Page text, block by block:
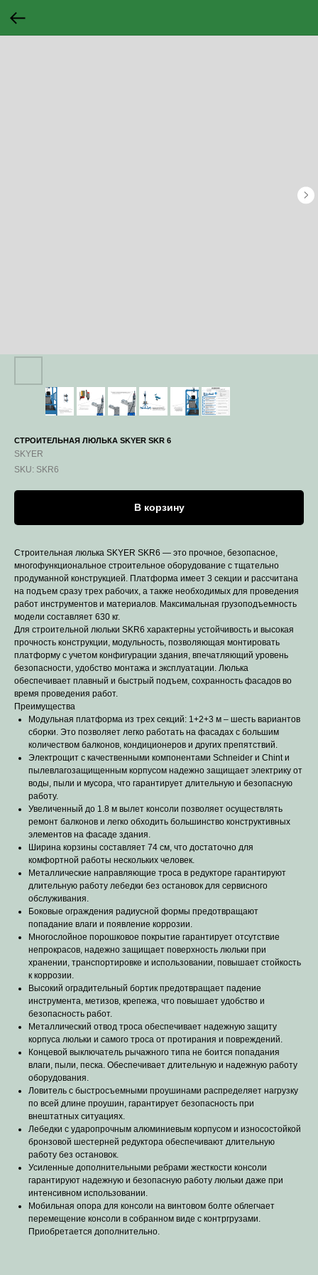
СТРОИТЕЛЬНАЯ ЛЮЛЬКА SKYER SKR 6
SKYER
SKU: SKR6
В корзину
Строительная люлька SKYER SKR6 — это прочное, безопасное,
многофункциональное строительное оборудование с тщательно
продуманной конструкцией. Платформа имеет 3 секции и рассчитана
на подъем сразу трех рабочих, а также необходимых для проведения
работ инструментов и материалов. Максимальная грузоподъемность
модели составляет 630 кг.
Для строительной люльки SKR6 характерны устойчивость и высокая
прочность конструкции, модульность, позволяющая монтировать
платформу с учетом конфигурации здания, впечатляющий уровень
безопасности, удобство монтажа и эксплуатации. Люлька
обеспечивает плавный и быстрый подъем, сохранность фасадов во
время проведения работ.
Преимущества
Модульная платформа из трех секций: 1+2+3 м – шесть вариантов
сборки. Это позволяет легко работать на фасадах с большим
количеством балконов, кондиционеров и других препятствий.
Электрощит с качественными компонентами Schneider и Chint и
пылевлагозащищенным корпусом надежно защищает электрику от
воды, пыли и мусора, что гарантирует длительную и безопасную
работу.
Увеличенный до 1.8 м вылет консоли позволяет осуществлять
ремонт балконов и легко обходить большинство конструктивных
элементов на фасаде здания.
Ширина корзины составляет 74 см, что достаточно для
комфортной работы нескольких человек.
Металлические направляющие троса в редукторе гарантируют
длительную работу лебедки без остановок для сервисного
обслуживания.
Боковые ограждения радиусной формы предотвращают
попадание влаги и появление коррозии.
Многослойное порошковое покрытие гарантирует отсутствие
непрокрасов, надежно защищает поверхность люльки при
хранении, транспортировке и использовании, повышает стойкость
к коррозии.
Высокий оградительный бортик предотвращает падение
инструмента, метизов, крепежа, что повышает удобство и
безопасность работ.
Металлический отвод троса обеспечивает надежную защиту
корпуса люльки и самого троса от протирания и повреждений.
Концевой выключатель рычажного типа не боится попадания
влаги, пыли, песка. Обеспечивает длительную и надежную работу
оборудования.
Ловитель с быстросъемными проушинами распределяет нагрузку
по всей длине проушин, гарантирует безопасность при
внештатных ситуациях.
Лебедки с ударопрочным алюминиевым корпусом и износостойкой
бронзовой шестерней редуктора обеспечивают длительную
работу без остановок.
Усиленные дополнительными ребрами жесткости консоли
гарантируют надежную и безопасную работу люльки даже при
интенсивном использовании.
Мобильная опора для консоли на винтовом болте облегчает
перемещение консоли в собранном виде c контргрузами.
Приобретается дополнительно.